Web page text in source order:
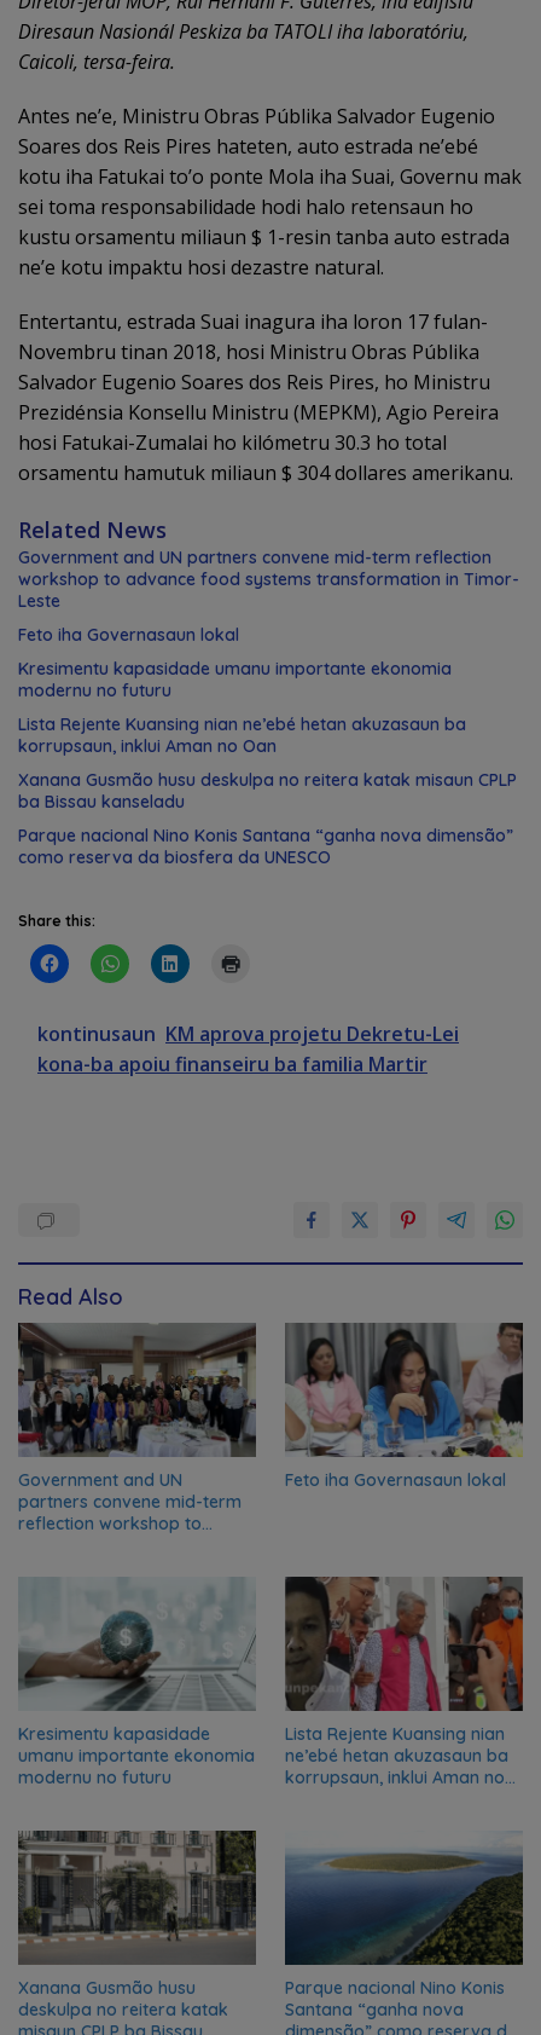
Diresaun Nasionál Peskiza ba TATOLI iha laboratóriu,
Caicoli, tersa-feira.
Antes ne’e, Ministru Obras Públika Salvador Eugenio
Soares dos Reis Pires hateten, auto estrada ne’ebé
kotu iha Fatukai to’o ponte Mola iha Suai, Governu mak
sei toma responsabilidade hodi halo retensaun ho
kustu orsamentu miliaun $ 1-resin tanba auto estrada
ne’e kotu impaktu hosi dezastre natural.
Entertantu, estrada Suai inagura iha loron 17 fulan-
Novembru tinan 2018, hosi Ministru Obras Públika
Salvador Eugenio Soares dos Reis Pires, ho Ministru
Prezidénsia Konsellu Ministru (MEPKM), Agio Pereira
hosi Fatukai-Zumalai ho kilómetru 30.3 ho total
orsamentu hamutuk miliaun $ 304 dollares amerikanu.
Related News
Government and UN partners convene mid-term reflection
workshop to advance food systems transformation in Timor-
Leste
Feto iha Governasaun lokal
Kresimentu kapasidade umanu importante ekonomia
modernu no futuru
Lista Rejente Kuansing nian ne’ebé hetan akuzasaun ba
korrupsaun, inklui Aman no Oan
Xanana Gusmão husu deskulpa no reitera katak misaun CPLP
ba Bissau kanseladu
Parque nacional Nino Konis Santana “ganha nova dimensão”
como reserva da biosfera da UNESCO
Share this:
kontinusaun KM aprova projetu Dekretu-Lei
kona-ba apoiu finanseiru ba familia Martir
Read Also
Government and UN
partners convene mid-term
reflection workshop to
Feto iha Governasaun lokal
Kresimentu kapasidade
umanu importante ekonomia
modernu no futuru
Lista Rejente Kuansing nian
ne’ebé hetan akuzasaun ba
korrupsaun, inklui Aman no
Xanana Gusmão husu
deskulpa no reitera katak
Parque nacional Nino Konis
Santana “ganha nova